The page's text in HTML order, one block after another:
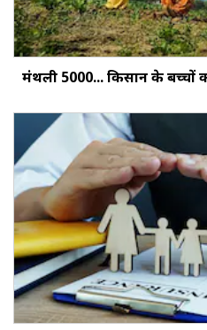
मंथली ₹5000... किसान के